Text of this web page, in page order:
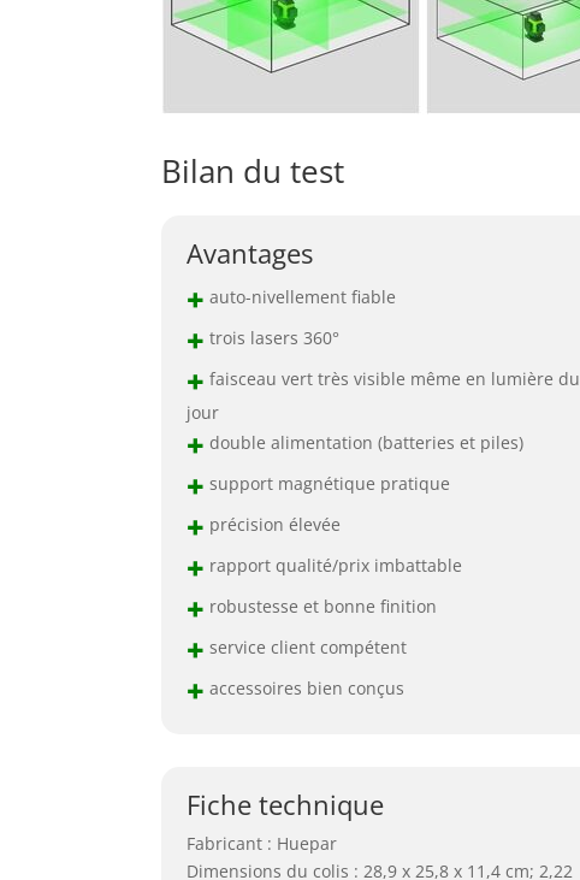
Bilan du test
Avantages
+ auto-nivellement fiable
+ trois lasers 360°
+ faisceau vert très visible même en lumière du
jour
+ double alimentation (batteries et piles)
+ support magnétique pratique
+ précision élevée
+ rapport qualité/prix imbattable
+ robustesse et bonne finition
+ service client compétent
+ accessoires bien conçus
Fiche technique
Fabricant : Huepar
Dimensions du colis : 28,9 x 25,8 x 11,4 cm; 2,22